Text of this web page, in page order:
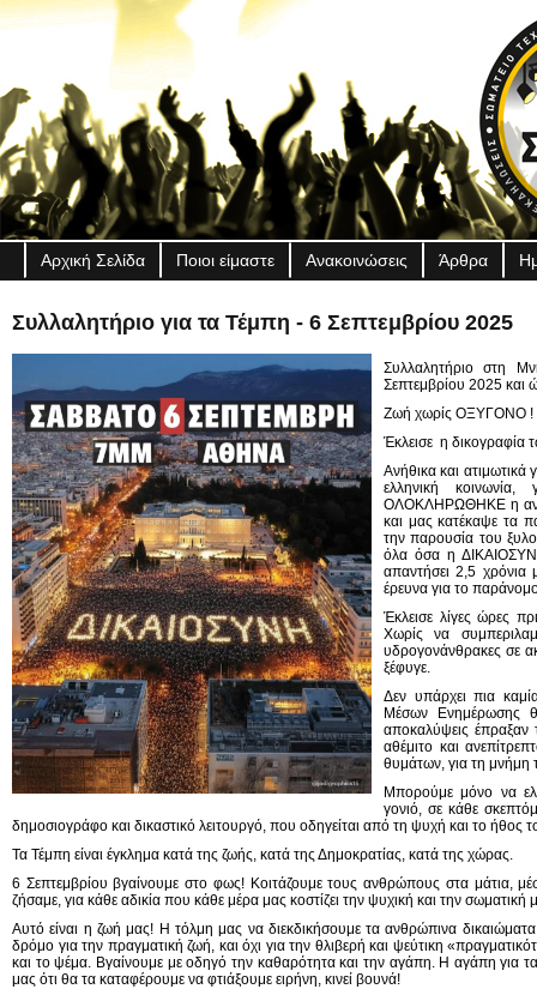
Αρχική Σελίδα Ποιοι είμαστε Ανακοινώσεις Άρθρα
Συλλαλητήριο για τα Τέμπη - 6 Σεπτεμβρίου 2025
Συλλαλητήριο στη
Σεπτεμβρίου 2025 και
Ζωή χωρίς ΟΞΥΓΟΝΟ !
Έκλεισε η δικογραφία
Ανήθικα και ατιμωτικά
ελληνική
ΟΛΟΚΛΗΡΩΘΗΚΕ η
και μας κατέκαψε τα
την παρουσία του
όλα όσα η
απαντήσει 2,5 χρόνια
έρευνα για το
Έκλεισε λίγες ώρες
Χωρίς να
υδρογονάνθρακες σε
ξέφυγε.
Δεν υπάρχει πια
Μέσων Ενημέρωσης
αποκαλύψεις
αθέμιτο και
θυμάτων, για τη μνήμη
Μπορούμε μόνο να
γονιό, σε κάθε
δημοσιογράφο και δικαστικό λειτουργό, που οδηγείται από τη ψυχή και το ήθος
Τα Τέμπη είναι έγκλημα κατά της ζωής, κατά της Δημοκρατίας, κατά της χώρας.
6 Σεπτεμβρίου βγαίνουμε στο φως! Κοιτάζουμε τους ανθρώπους στα μάτια,
ζήσαμε, για κάθε αδικία που κάθε μέρα μας κοστίζει την ψυχική και την σωματική
Αυτό είναι η ζωή μας! Η τόλμη μας να διεκδικήσουμε τα ανθρώπινα
δρόμο για την πραγματική ζωή, και όχι για την θλιβερή και ψεύτικη
και το ψέμα. Βγαίνουμε με οδηγό την καθαρότητα και την αγάπη. Η αγάπη για
μας ότι θα τα καταφέρουμε να φτιάξουμε ειρήνη, κινεί βουνά!